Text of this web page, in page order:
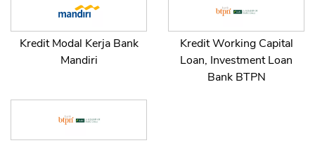
Kredit Modal Kerja Bank
Mandiri
Kredit Working Capital
Loan, Investment Loan
Bank BTPN